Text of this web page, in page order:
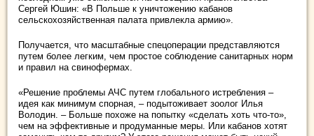
Сергей Юшин: «В Польше к уничтожению кабанов
сельскохозяйственная палата привлекла армию».
Получается, что масштабные спецоперации представляются
путем более легким, чем простое соблюдение санитарных норм
и правил на свинофермах.
«Решение проблемы АЧС путем глобального истребления –
идея как минимум спорная, – подытоживает зоолог Илья
Володин. – Больше похоже на попытку «сделать хоть что-то»,
чем на эффективные и продуманные меры. Или кабанов хотят